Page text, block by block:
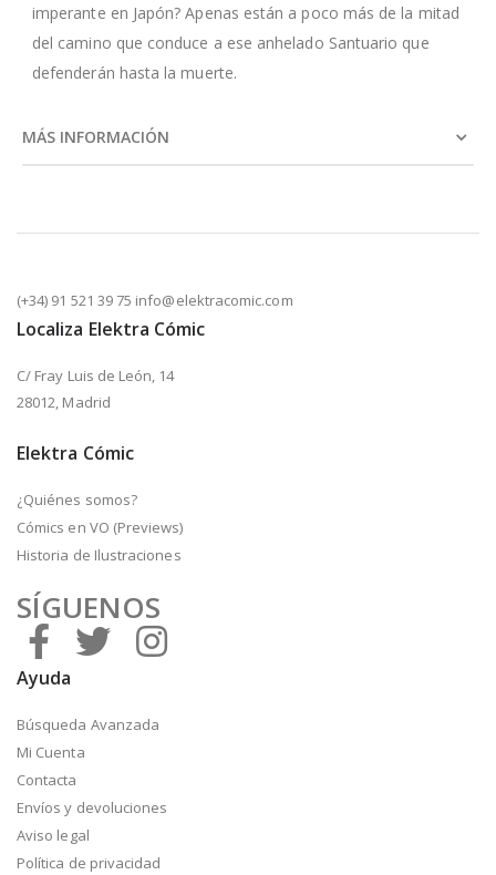
imperante en Japón? Apenas están a poco más de la mitad
del camino que conduce a ese anhelado Santuario que
defenderán hasta la muerte.
MÁS INFORMACIÓN
(+34) 91 521 39 75 info@elektracomic.com
Localiza Elektra Cómic
C/ Fray Luis de León, 14
28012, Madrid
Elektra Cómic
¿Quiénes somos?
Cómics en VO (Previews)
Historia de Ilustraciones
SÍGUENOS
Ayuda
Búsqueda Avanzada
Mi Cuenta
Contacta
Envíos y devoluciones
Aviso legal
Política de privacidad